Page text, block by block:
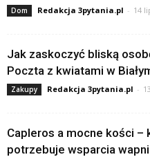
Dom Redakcja 3pytania.pl - 14
Jak zaskoczyć bliską
Poczta z kwiatami w
Zakupy Redakcja 3pytania.pl -
Capleros a mocne kości –
potrzebuje wsparcia